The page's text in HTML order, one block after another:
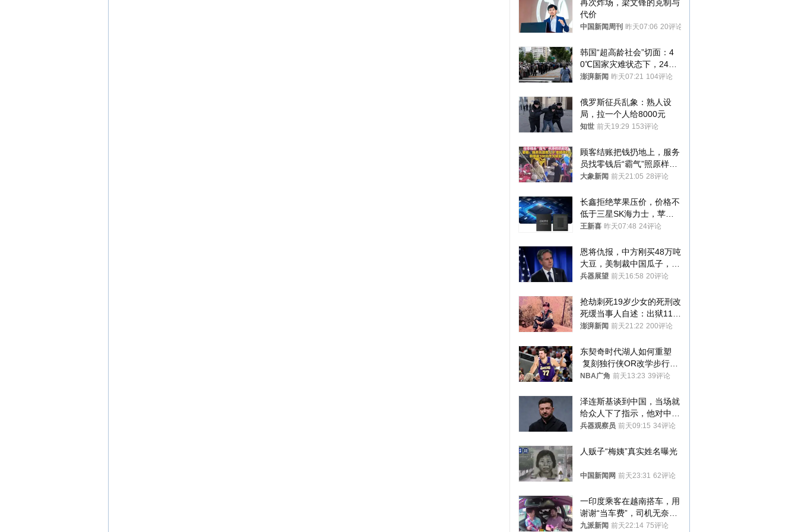
再次炸场，梁文锋的克制与
代价
中国新闻周刊 昨天07:06 20评论
韩国“超高龄社会”切面：4
0℃国家灾难状态下，2400
名首尔老人还在巷子里收废
澎湃新闻 昨天07:21 104评论
俄罗斯征兵乱象：熟人设
局，拉一个人给8000元
知世 前天19:29 153评论
顾客结账把钱扔地上，服务
员找零钱后“霸气”照原样扔
回去
大象新闻 前天21:05 28评论
长鑫拒绝苹果压价，价格不
低于三星SK海力士，苹果
失去了议价权
王新喜 昨天07:48 24评论
恩将仇报，中方刚买48万吨
大豆，美制裁中国瓜子，布
林肯措辞变了
兵器展望 前天16:58 20评论
抢劫刺死19岁少女的死刑改
死缓当事人自述：出狱11年
间始终刻意躲避被害人家属
澎湃新闻 前天21:22 200评论
东契奇时代湖人如何重塑
复刻独行侠OR改学步行
者？
NBA广角 前天13:23 39评论
泽连斯基谈到中国，当场就
给众人下了指示，他对中国
和中乌关系，显然又有了新
兵器观察员 前天09:15 34评论
人贩子“梅姨”真实姓名曝光
中国新闻网 前天23:31 62评论
一印度乘客在越南搭车，用
谢谢“当车费”，司机无奈发
笑；印度网友：不代表印度
九派新闻 前天22:14 75评论